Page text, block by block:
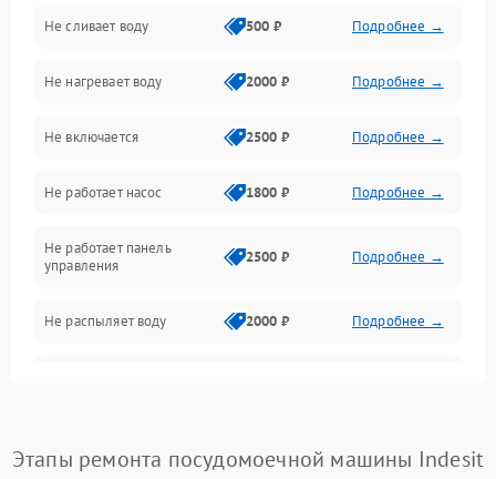
Электропитание
Датчики
Нагрев
Вода
Гигиена
Программное обеспечение
Не сливает воду 500 ₽ Подробнее →
Не нагревает воду 2000 ₽ Подробнее →
Не включается 2500 ₽ Подробнее →
Не работает насос 1800 ₽ Подробнее →
Не работает панель
управления
2500 ₽ Подробнее →
Не распыляет воду 2000 ₽ Подробнее →
воды
1800 ₽ Подробнее →
Этапы ремонта посудомоечной машины Indesit